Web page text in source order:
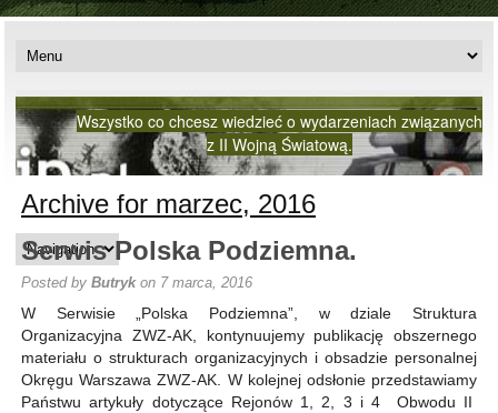
Wszystko co chcesz wiedzieć o wydarzeniach związanych
z II Wojną Światową.
Archive for marzec, 2016
Serwis Polska Podziemna.
Posted by Butrykon 7 marca, 2016
W Serwisie „Polska Podziemna”, w dziale Struktura
Organizacyjna ZWZ-AK, kontynuujemy publikację obszernego
materiału o strukturach organizacyjnych i obsadzie personalnej
Okręgu Warszawa ZWZ-AK. W kolejnej odsłonie przedstawiamy
Państwu artykuły dotyczące Rejonów 1, 2, 3 i 4 Obwodu II